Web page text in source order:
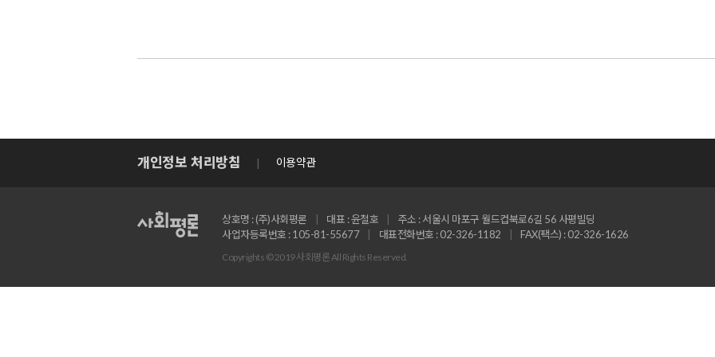
개인정보 처리방침 이용약관
상호명 : (주)사회평론 대표 : 윤철호
주소 : 서울시 마포구 월드컵북로6길 56 사평빌딩
사업자등록번호 : 105-81-55677
대표전화번호 : 02-326-1182 FAX(팩스) : 02-326-1626
Copyrights © 2019 사회평론 All Rights Reserved.